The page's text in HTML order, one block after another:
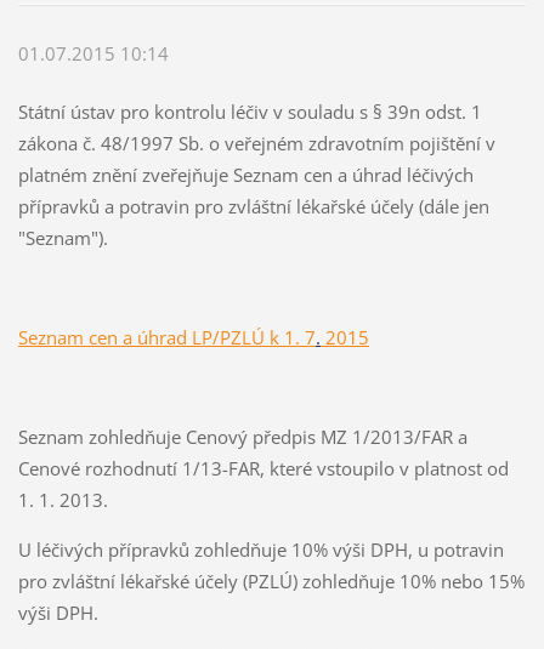
01.07.2015 10:14
Státní ústav pro kontrolu léčiv v souladu s § 39n odst. 1
zákona č. 48/1997 Sb. o veřejném zdravotním pojištění v
platném znění zveřejňuje Seznam cen a úhrad léčivých
přípravků a potravin pro zvláštní lékařské účely (dále jen
"Seznam").
Seznam cen a úhrad LP/PZLÚ k 1. 7. 2015
Seznam zohledňuje Cenový předpis MZ 1/2013/FAR a
Cenové rozhodnutí 1/13-FAR, které vstoupilo v platnost od
1. 1. 2013.
U léčivých přípravků zohledňuje 10% výši DPH, u potravin
pro zvláštní lékařské účely (PZLÚ) zohledňuje 10% nebo 15%
výši DPH.